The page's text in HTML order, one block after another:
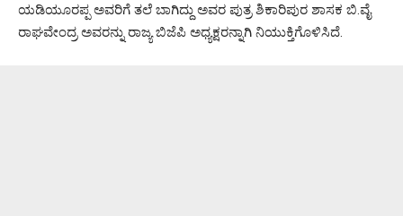
ಯಡಿಯೂರಪ್ಪ ಅವರಿಗೆ ತಲೆ ಬಾಗಿದ್ದು ಅವರ ಪುತ್ರ ಶಿಕಾರಿಪುರ ಶಾಸಕ ಬಿ.ವೈ
ರಾಘವೇಂದ್ರ ಅವರನ್ನು ರಾಜ್ಯ ಬಿಜೆಪಿ ಅಧ್ಯಕ್ಷರನ್ನಾಗಿ ನಿಯುಕ್ತಿಗೊಳಿಸಿದೆ.